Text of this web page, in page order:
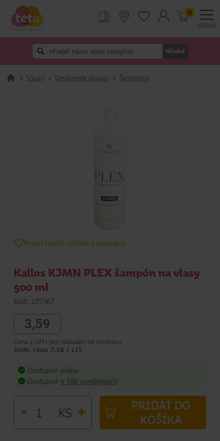
MENU
Hľadať
0
> Vlasy > Umývanie vlasov > Šampóny
Pridať medzi obľúbené produkty
Kallos KJMN PLEX šampón na vlasy
500 ml
Kód: 275367
3,59
Cena s DPH bez nákladov na prepravu
Jedn. cena 7,18 / LIT
Dostupné online
Dostupné v 188 predajniach
- KS +
PRIDAŤ DO
KOŠÍKA